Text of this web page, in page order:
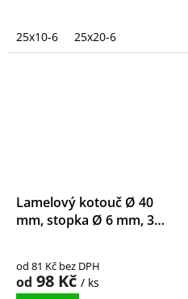
25x10-6 25x20-6
Lamelový kotouč Ø 40
mm, stopka Ø 6 mm, 3M
od 81 Kč bez DPH
od 98 Kč / ks